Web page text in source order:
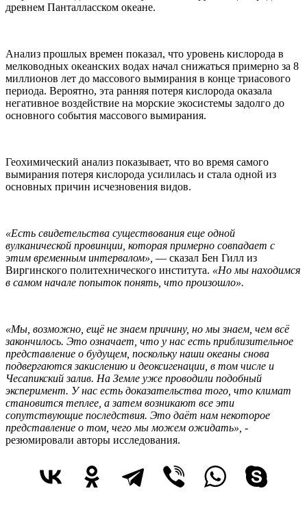
древнем Панталласском океане.
Анализ прошлых времен показал, что уровень кислорода в
мелководных океанских водах начал снижаться примерно за 8
миллионов лет до массового вымирания в конце триасового
периода. Вероятно, эта ранняя потеря кислорода оказала
негативное воздействие на морские экосистемы задолго до
основного события массового вымирания.
Геохимический анализ показывает, что во время самого
вымирания потеря кислорода усилилась и стала одной из
основных причин исчезновения видов.
«Есть свидетельства существования еще одной
вулканической провинции, которая примерно совпадает с
этим временным интервалом», — сказал Бен Гилл из
Виргинского политехнического института. «Но мы находимся
в самом начале попыток понять, что произошло».
«Мы, возможно, ещё не знаем причину, но мы знаем, чем всё
закончилось. Это означает, что у нас есть приблизительное
представление о будущем, поскольку наши океаны снова
подвергаются закислению и деоксигенации, в том числе и
Чесапикский залив. На Земле уже проводили подобный
эксперимент. У нас есть доказательства того, что климат
становится теплее, а затем возникают все эти
сопутствующие последствия. Это даёт нам некоторое
представление о том, чего мы можем ожидать», -
резюмировали авторы исследования.